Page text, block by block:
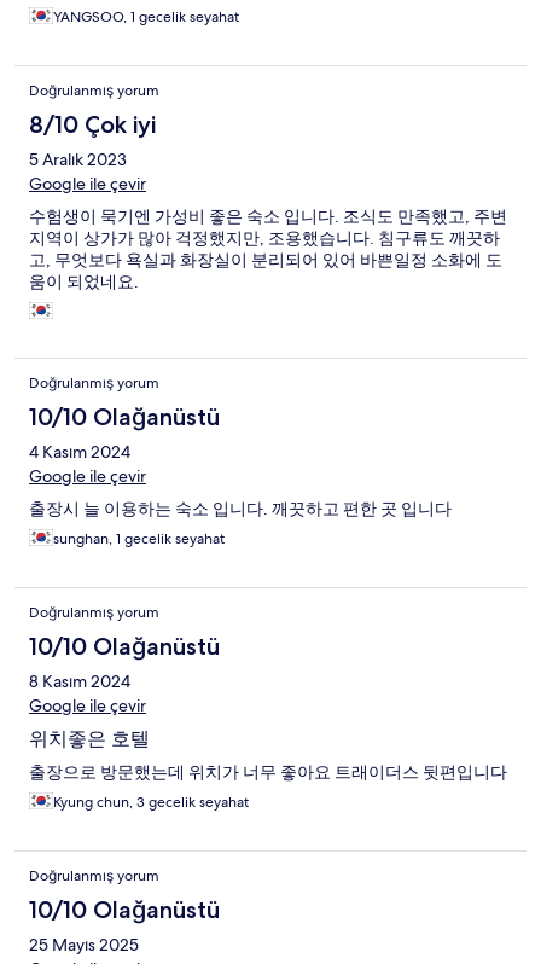
YANGSOO, 1 gecelik seyahat
Doğrulanmış yorum
8/10 Çok iyi
5 Aralık 2023
Google ile çevir
수험생이 묵기엔 가성비 좋은 숙소 입니다. 조식도 만족했고, 주변
지역이 상가가 많아 걱정했지만, 조용했습니다. 침구류도 깨끗하
고, 무엇보다 욕실과 화장실이 분리되어 있어 바쁜일정 소화에 도
움이 되었네요.
Doğrulanmış yorum
10/10 Olağanüstü
4 Kasım 2024
Google ile çevir
출장시 늘 이용하는 숙소 입니다. 깨끗하고 편한 곳 입니다
sunghan, 1 gecelik seyahat
Doğrulanmış yorum
10/10 Olağanüstü
8 Kasım 2024
Google ile çevir
위치좋은 호텔
출장으로 방문했는데 위치가 너무 좋아요 트래이더스 뒷편입니다
Kyung chun, 3 gecelik seyahat
Doğrulanmış yorum
10/10 Olağanüstü
25 Mayıs 2025